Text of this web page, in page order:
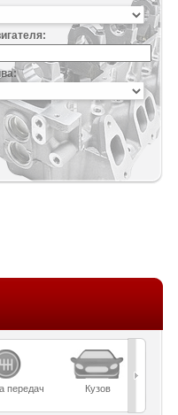
передач Кузов